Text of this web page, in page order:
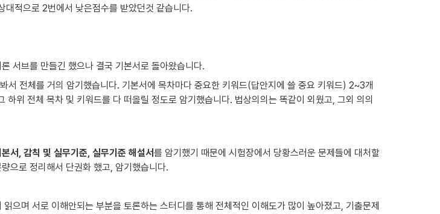
적으로 2번에서 낮은점수를 받았던것 같습니다.
서브를 만들긴 했으나 결국 기본서로 돌아왔습니다.
서 전체를 거의 암기했습니다. 기본서에 목차마다 중요한 키워드(답안지에 쓸 중요 키워드) 2~3개
위 전체 목차 및 키워드를 다 떠올릴 정도로 암기했습니다. 법상의의는 똑같이 외웠고, 그외 의의
서, 감칙 및 실무기준, 실무기준 해설서를 암기했기 때문에 시험장에서 당황스러운 문제들에 대처할
으로 정리해서 단권화 했고, 암기했습니다.
으며 서로 이해안되는 부분을 토론하는 스터디를 통해 전체적인 이해도가 많이 높아졌고, 기출문제